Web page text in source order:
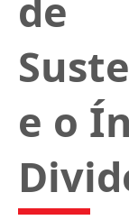
de
e o